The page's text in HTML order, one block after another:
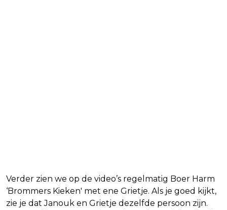
Verder zien we op de video’s regelmatig Boer Harm
‘Brommers Kieken' met ene Grietje. Als je goed kijkt,
zie je dat Janouk en Grietje dezelfde persoon zijn.